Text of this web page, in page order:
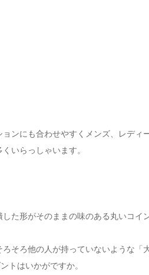
ンにも合わせやすくメンズ、レディ
いらっしゃいます。
た形がそのままの味のある丸いコイ
そろ他の人が持っていないような「
トはいかがですか。